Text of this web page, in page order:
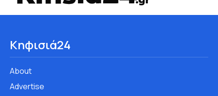
Κηφισιά24
About
Advertise